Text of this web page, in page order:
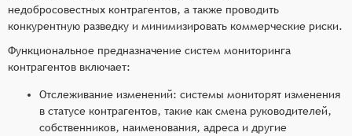
недобросовестных контрагентов, а также проводить
конкурентную разведку и минимизировать коммерческие риски.
Функциональное предназначение систем мониторинга
контрагентов включает:
Отслеживание изменений: системы мониторят изменения
в статусе контрагентов, такие как смена руководителей,
собственников, наименования, адреса и другие